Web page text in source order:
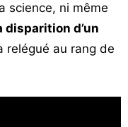
science, ni même
disparition d’un
relégué au rang de